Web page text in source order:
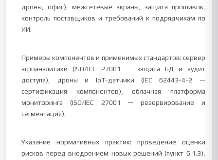
дроны, офис), межсетевые экраны, защита прошивок,
контроль поставщиков и требований к подрядчикам по
ИИ.
Примеры компонентов и применимых стандартов: сервер
агроаналитики (ISO/IEC 27001 — защита БД и аудит
доступа), дроны и IoT-датчики (IEC 62443-4-2 —
сертификация компонентов), облачная платформа
мониторинга (ISO/IEC 27001 — резервирование и
сегментация).
Указание нормативных практик: проведение оценки
рисков перед внедрением новых решений (пункт 6.1.3),